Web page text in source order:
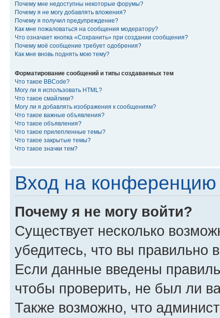
Почему мне недоступны некоторые форумы?
Почему я не могу добавлять вложения?
Почему я получил предупреждение?
Как мне пожаловаться на сообщения модератору?
Что означает кнопка «Сохранить» при создании сообщения?
Почему моё сообщение требует одобрения?
Как мне вновь поднять мою тему?
Форматирование сообщений и типы создаваемых тем
Что такое BBCode?
Могу ли я использовать HTML?
Что такое смайлики?
Могу ли я добавлять изображения к сообщениям?
Что такое важные объявления?
Что такое объявления?
Что такое прилепленные темы?
Что такое закрытые темы?
Что такое значки тем?
Вход на конференцию
Почему я не могу войти?
Существует несколько
убедитесь, что вы правильно
Если данные введены
чтобы проверить, не был ли
Также возможно, что